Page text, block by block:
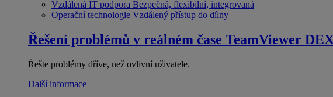
Vzdálená IT podpora Bezpečná, flexibilní, integrovaná
Operační technologie Vzdálený přístup do dílny
Řešení problémů v reálném čase TeamViewer DEX
Řešte problémy dříve, než ovlivní uživatele.
Další informace